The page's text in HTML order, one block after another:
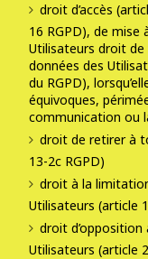
droit d’accès
16 RGPD), de mise
Utilisateurs droit de
données des
du RGPD),
équivoques,
communication ou
droit de retirer à
13-2c RGPD)
droit à la
Utilisateurs (article
droit
Utilisateurs (article